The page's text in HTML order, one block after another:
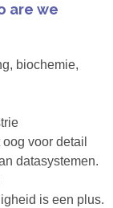
are we
biochemie,
voor detail
datasystemen.
is een plus.